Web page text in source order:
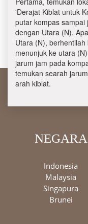
'Derajat Kiblat untuk
putar kompas
dengan Utara (N).
Utara (N),
menunjuk ke utara
jarum jam pada
temukan searah
arah kiblat.
NEGARA
Indonesia
Malaysia
Singapura
Brunei